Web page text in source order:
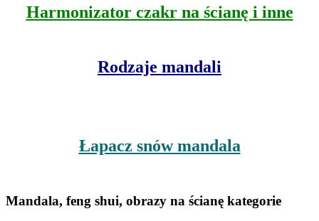
Harmonizator czakr na ścianę i inne
Rodzaje mandali
Łapacz snów mandala
Mandala, feng shui, obrazy na ścianę kategorie